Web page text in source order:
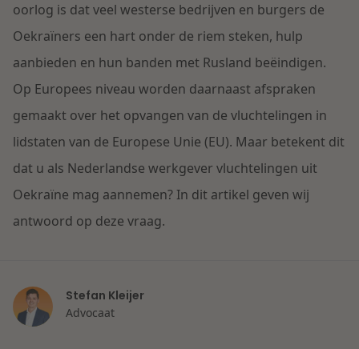
Zorg & Sociaal domein
Vastgoed
Overheid & Omgeving
Aanbesteding & Mededinging
Aansprakelijkheid & Verzekering
Onderwijs
Dichtbij de kansen en uitdagingen in de
woningbouw
Lees meer
Dichtbij de wendbare onderneming
oorlog is dat veel westerse bedrijven en burgers de
Oekraïners een hart onder de riem steken, hulp
aanbieden en hun banden met Rusland beëindigen.
Op Europees niveau worden daarnaast afspraken
gemaakt over het opvangen van de vluchtelingen in
lidstaten van de Europese Unie (EU). Maar betekent dit
dat u als Nederlandse werkgever vluchtelingen uit
Oekraïne mag aannemen? In dit artikel geven wij
antwoord op deze vraag.
Stefan Kleijer
Advocaat